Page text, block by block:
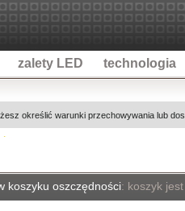
zalety LED technologia
określić warunki przechowywania lub
koszyku oszczędności: koszyk